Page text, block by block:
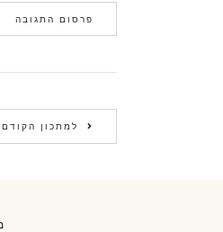
למתכון הקודם